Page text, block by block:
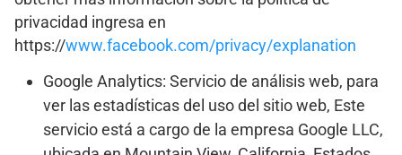
privacidad ingresa en
https://www.facebook.com/privacy/explanation
Google Analytics: Servicio de análisis web, para
ver las estadísticas del uso del sitio web, Este
servicio está a cargo de la empresa Google LLC,